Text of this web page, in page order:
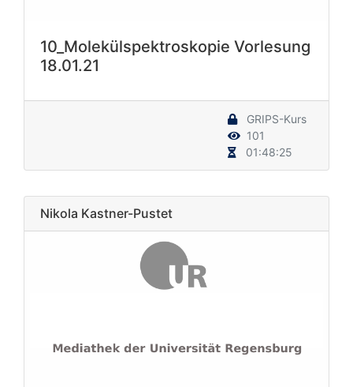
10_Molekülspektroskopie Vorlesung
18.01.21
GRIPS-Kurs
101
01:48:25
Nikola Kastner-Pustet